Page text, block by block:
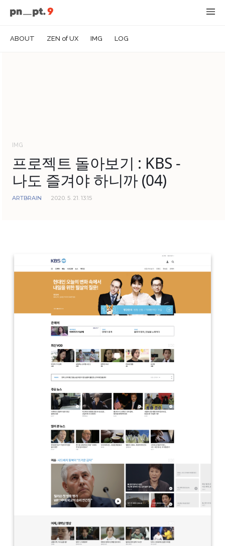
ABOUT ZEN of UX IMG LOG
IMG
프로젝트 돌아보기 : KBS -
나도 즐겨야 하니까 (04)
ARTBRAIN 2020. 5. 21. 13:15